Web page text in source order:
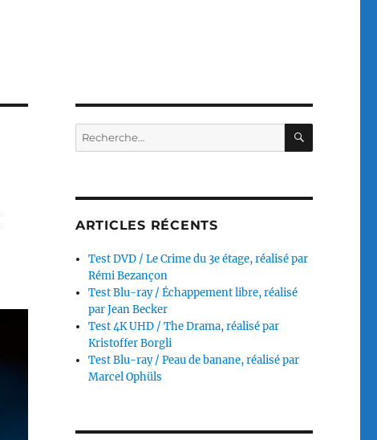
Recherche
pour :
ARTICLES RÉCENTS
Test DVD / Le Crime du 3e étage, réalisé par
Rémi Bezançon
Test Blu-ray / Échappement libre, réalisé
par Jean Becker
Test 4K UHD / The Drama, réalisé par
Kristoffer Borgli
Test Blu-ray / Peau de banane, réalisé par
Marcel Ophüls